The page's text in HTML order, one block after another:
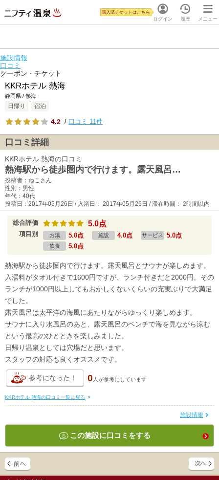
ログイン
購入済チケットはこちら
履歴 メニュー
施設情報
口コミ
クーポン・チケット
KKRホテル 熱海
静岡県 / 熱海
日帰り 宿泊
4.2 / 口コミ 11件
口コミ詳細
KKRホテル 熱海の口コミ
熱海駅から徒歩圏内で行けます。露天風呂…
投稿者：ねこさん
性別：男性
年代：40代
投稿日：2017年05月26日 / 入浴日： 2017年05月26日 / 滞在時間： 2時間以内
総合評価 5.0点
項目別 お湯 5.0点 施設 4.0点 サービス 5.0点
飲食 5.0点
熱海駅から徒歩圏内で行けます。露天風呂とサウナが楽しめます。
入湯料がタオル付きで1600円ですが、ランチ付きだと2000円。その
ランチが1000円以上してもおかしくないくらいの充実ぶりで大満足
でした。
露天風呂は太平洋の海風にあたりながらゆっくり楽しめます。
サウナに入り水風呂のあと、露天風呂のベンチで海を見ながら涼む
という最高のひとときを楽しみました。
日帰り温泉としては穴場だと思います。
スタッフの対応も良くオススメです。
参考になった！ 0 人が参考にしています
KKRホテル 熱海の口コミ一覧に戻る >
施設情報
この施設に口コミをする